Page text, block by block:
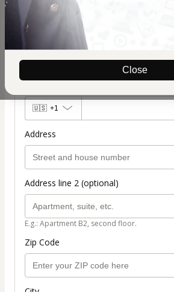
Close
🇺🇸 +1
Address
Address line 2 (optional)
E.g.: Apartment B2, second floor.
Zip Code